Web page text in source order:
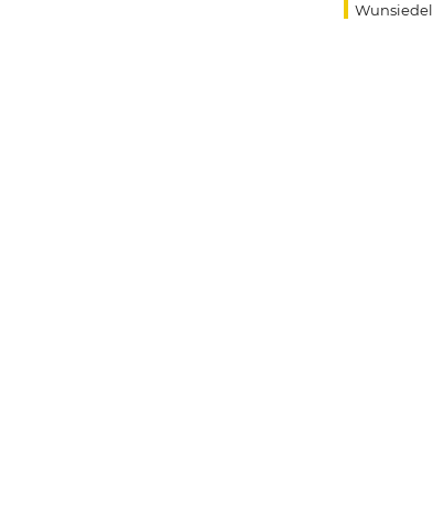
Wunsiedel